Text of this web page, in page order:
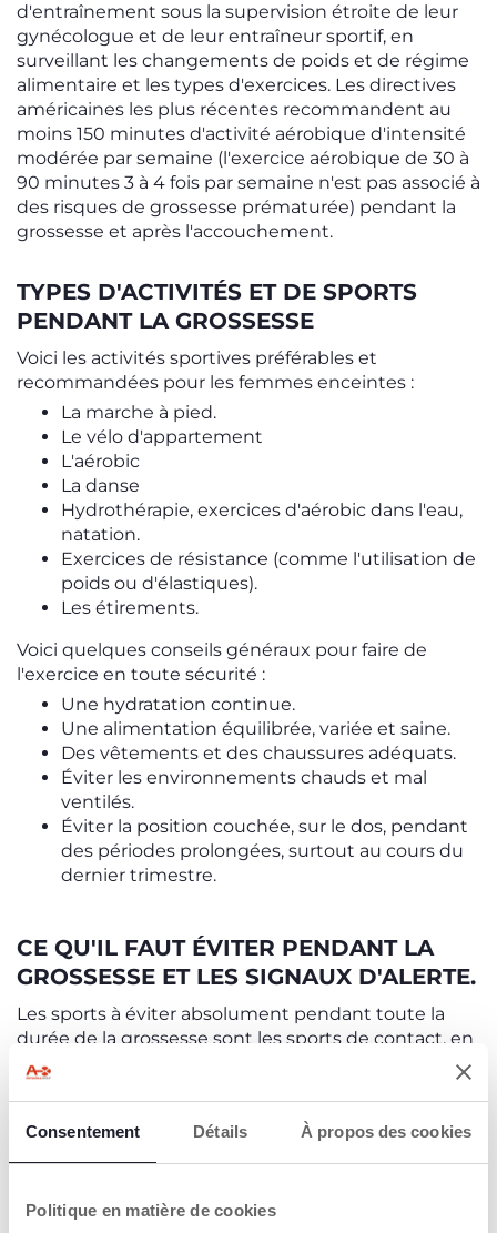
Consentement Détails À propos des cookies
Politique en matière de cookies
d'entraînement sous la supervision étroite de leur
gynécologue et de leur entraîneur sportif, en
surveillant les changements de poids et de régime
alimentaire et les types d'exercices. Les directives
américaines les plus récentes recommandent au
moins 150 minutes d'activité aérobique d'intensité
modérée par semaine (l'exercice aérobique de 30 à
90 minutes 3 à 4 fois par semaine n'est pas associé à
des risques de grossesse prématurée) pendant la
grossesse et après l'accouchement.
TYPES D'ACTIVITÉS ET DE SPORTS
PENDANT LA GROSSESSE
Voici les activités sportives préférables et
recommandées pour les femmes enceintes :
La marche à pied.
Le vélo d'appartement
L'aérobic
La danse
Hydrothérapie, exercices d'aérobic dans l'eau,
natation.
Exercices de résistance (comme l'utilisation de
poids ou d'élastiques).
Les étirements.
Voici quelques conseils généraux pour faire de
l'exercice en toute sécurité :
Une hydratation continue.
Une alimentation équilibrée, variée et saine.
Des vêtements et des chaussures adéquats.
Éviter les environnements chauds et mal
ventilés.
Éviter la position couchée, sur le dos, pendant
des périodes prolongées, surtout au cours du
dernier trimestre.
CE QU'IL FAUT ÉVITER PENDANT LA
GROSSESSE ET LES SIGNAUX D'ALERTE.
Les sports à éviter absolument pendant toute la
durée de la grossesse sont les sports de contact, en
raison du risque de traumatisme abdominal et de
perte d'équilibre, et la plongée sous-marine, en
système circulatoire fœtal et placentaire.
Voici des signes d'alerte qui indiquent que l'exercice
Saignements vaginaux